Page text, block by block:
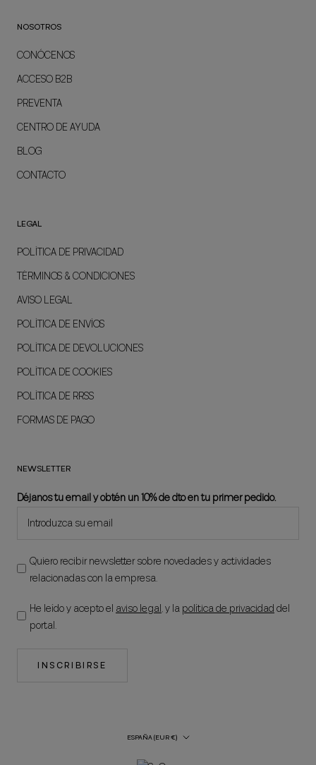
NOSOTROS
CONÓCENOS
ACCESO B2B
PREVENTA
CENTRO DE AYUDA
BLOG
CONTACTO
LEGAL
POLÍTICA DE PRIVACIDAD
TÉRMINOS & CONDICIONES
AVISO LEGAL
POLÍTICA DE ENVÍOS
POLÍTICA DE DEVOLUCIONES
POLÍTICA DE COOKIES
POLÍTICA DE RRSS
FORMAS DE PAGO
NEWSLETTER
Déjanos tu email y obtén un 10% de dto en tu primer pedido.
Quiero recibir newsletter sobre novedades y actividades
relacionadas con la empresa.
He leído y acepto el aviso legal, y lapolítica de privacidaddel
portal.
INSCRIBIRSE
País/región
ESPAÑA (EUR €)